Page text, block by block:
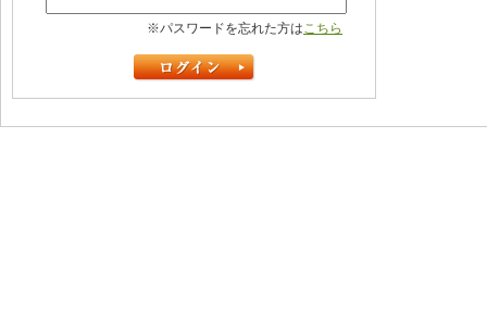
※パスワードを忘れた方はこちら